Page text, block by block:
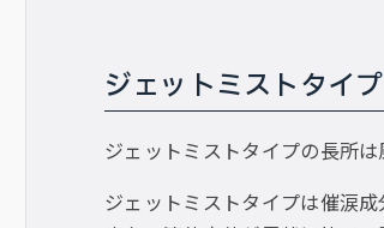
ジェットミストタイ
ジェットミストタイプの長所
ジェットミストタイプは催涙